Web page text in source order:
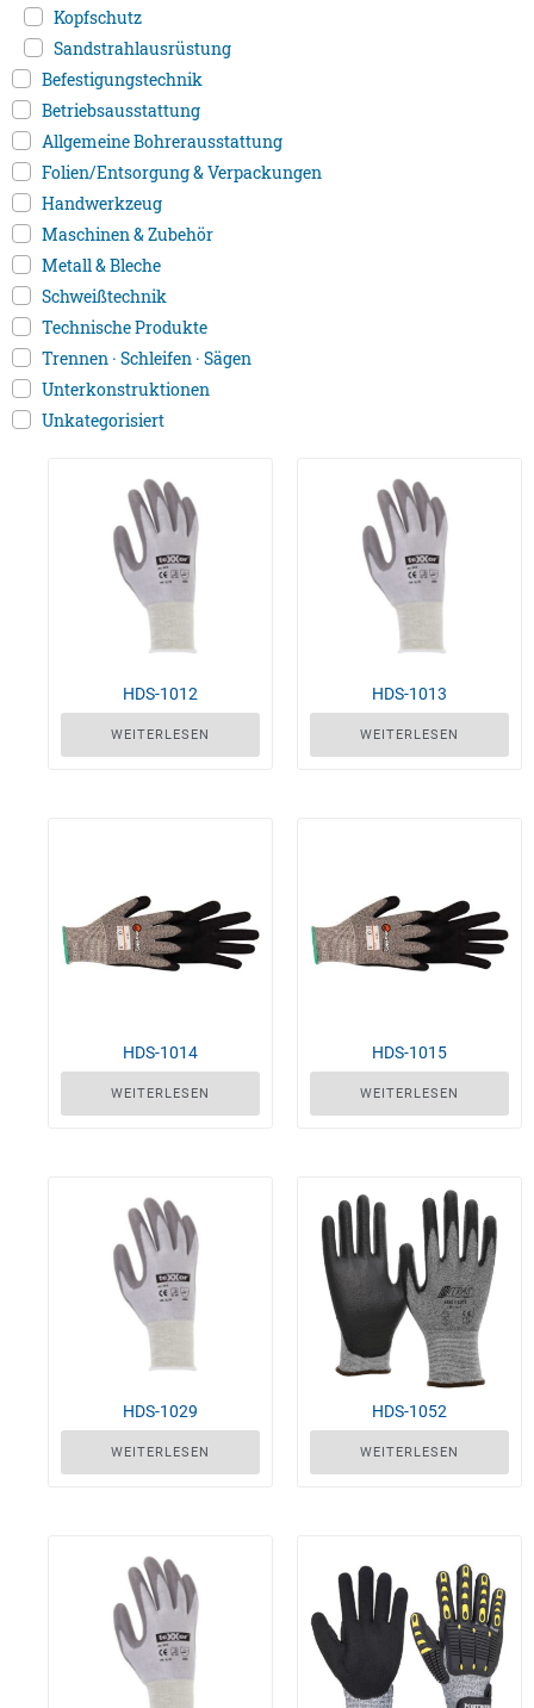
Kopfschutz
Sandstrahlausrüstung
Befestigungstechnik
Betriebsausstattung
Allgemeine Bohrerausstattung
Folien/Entsorgung & Verpackungen
Handwerkzeug
Maschinen & Zubehör
Metall & Bleche
Schweißtechnik
Technische Produkte
Trennen · Schleifen · Sägen
Unterkonstruktionen
Unkategorisiert
HDS-1012
WEITERLESEN
HDS-1013
WEITERLESEN
HDS-1014
WEITERLESEN
HDS-1015
WEITERLESEN
HDS-1029
WEITERLESEN
HDS-1052
WEITERLESEN